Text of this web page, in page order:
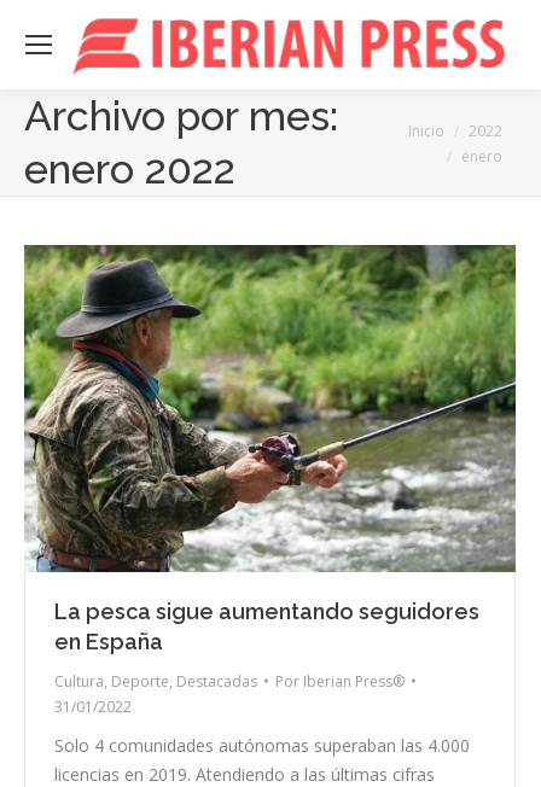
Archivo por mes:
enero 2022
Estás aquí:
Inicio
2022
enero
La pesca sigue aumentando seguidores
en España
Cultura, Deporte, Destacadas Por Iberian Press®
31/01/2022
Solo 4 comunidades autónomas superaban las 4.000
licencias en 2019. Atendiendo a las últimas cifras